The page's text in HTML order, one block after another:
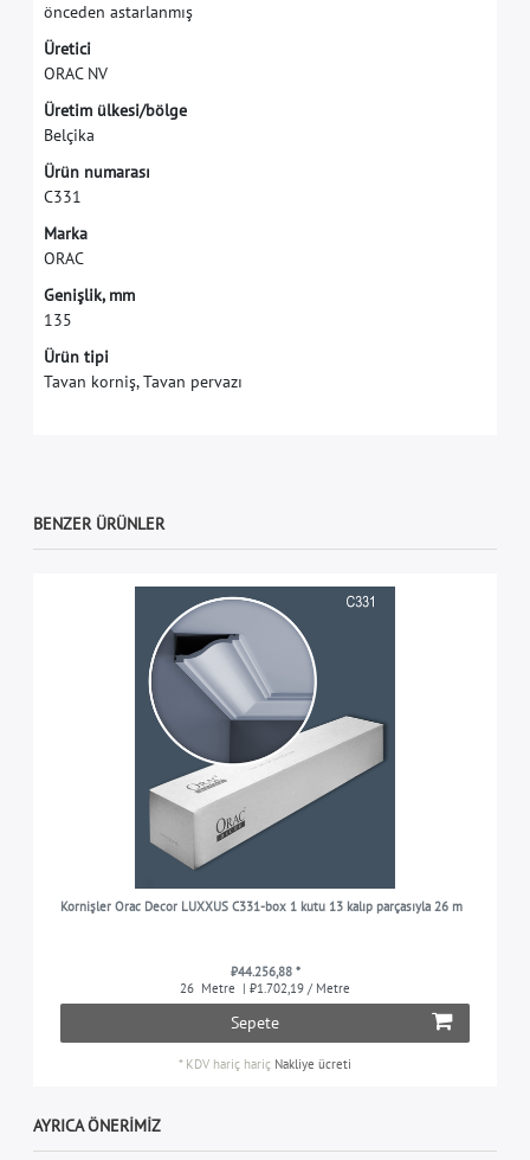
önceden astarlanmış
Üretici
ORAC NV
Üretim ülkesi/bölge
Belçika
Ürün numarası
C331
Marka
ORAC
Genişlik, mm
135
Ürün tipi
Tavan korniş, Tavan pervazı
BENZER ÜRÜNLER
Kornişler Orac Decor LUXXUS C331-box 1 kutu 13 kalıp parçasıyla 26 m
₺44.256,88 *
26 Metre | ₺1.702,19 / Metre
Sepete
* KDV hariç hariç Nakliye ücreti
AYRICA ÖNERIMIZ